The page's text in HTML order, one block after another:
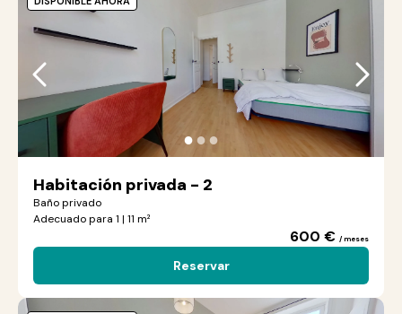
●●●
Habitación privada - 2
Baño privado
Adecuado para 1 | 11 m²
600 € / meses
Reservar